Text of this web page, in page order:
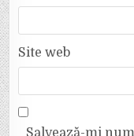
Site web
Salvează-mi